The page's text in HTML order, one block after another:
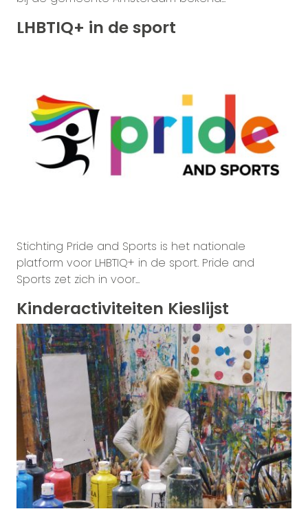
LHBTIQ+ in de sport
Stichting Pride and Sports is het nationale
platform voor LHBTIQ+ in de sport. Pride and
Sports zet zich in voor...
Kinderactiviteiten Kieslijst